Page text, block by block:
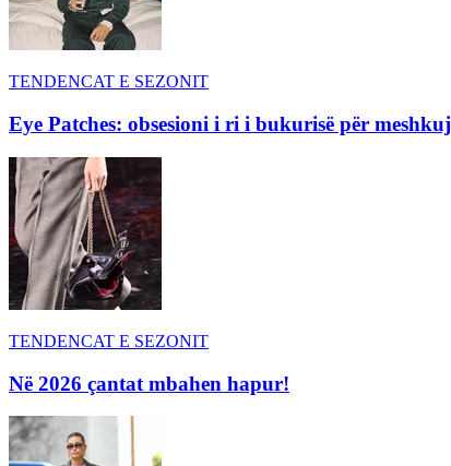
TENDENCAT E SEZONIT
Eye Patches: obsesioni i ri i bukurisë për meshkuj
TENDENCAT E SEZONIT
Në 2026 çantat mbahen hapur!